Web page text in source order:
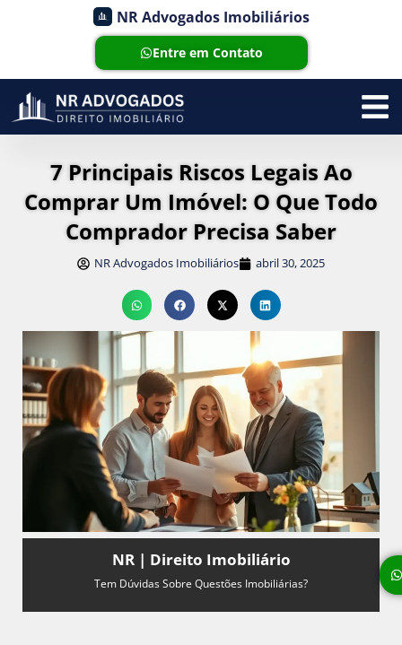
NR Advogados Imobiliários
Entre em Contato
7 Principais Riscos Legais Ao
Comprar Um Imóvel: O Que Todo
Comprador Precisa Saber
NR Advogados Imobiliários abril 30, 2025
NR | Direito Imobiliário
Tem Dúvidas Sobre Questões Imobiliárias?